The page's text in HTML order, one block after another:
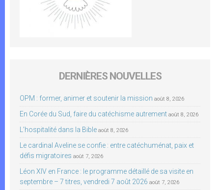
DERNIÈRES NOUVELLES
OPM : former, animer et soutenir la mission août 8, 2026
En Corée du Sud, faire du catéchisme autrement août 8, 2026
L’hospitalité dans la Bible août 8, 2026
Le cardinal Aveline se confie : entre catéchuménat, paix et
défis migratoires août 7, 2026
Léon XIV en France : le programme détaillé de sa visite en
septembre – 7 titres, vendredi 7 août 2026 août 7, 2026